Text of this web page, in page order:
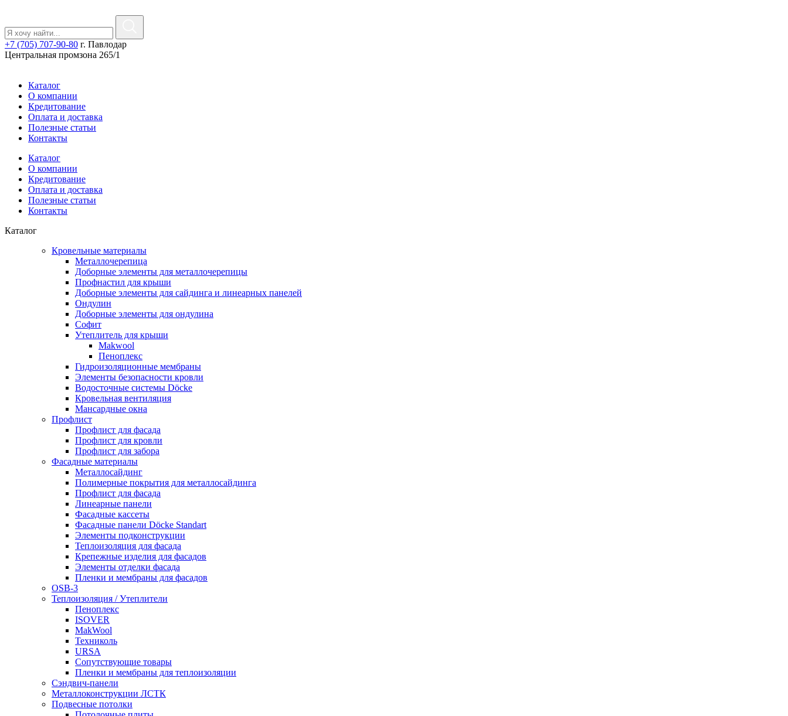
+7 (705) 707-90-80 г. Павлодар
Центральная промзона 265/1
Каталог
О компании
Кредитование
Оплата и доставка
Полезные статьи
Контакты
Каталог
О компании
Кредитование
Оплата и доставка
Полезные статьи
Контакты
Каталог
Кровельные материалы
Металлочерепица
Доборные элементы для металлочерепицы
Профнастил для крыши
Доборные элементы для сайдинга и линеарных панелей
Ондулин
Доборные элементы для ондулина
Софит
Утеплитель для крыши
Makwool
Пеноплекс
Гидроизоляционные мембраны
Элементы безопасности кровли
Водосточные системы Döcke
Кровельная вентиляция
Мансардные окна
Профлист
Профлист для фасада
Профлист для кровли
Профлист для забора
Фасадные материалы
Металлосайдинг
Полимерные покрытия для металлосайдинга
Профлист для фасада
Линеарные панели
Фасадные кассеты
Фасадные панели Döcke Standart
Элементы подконструкции
Теплоизоляция для фасада
Крепежные изделия для фасадов
Элементы отделки фасада
Пленки и мембраны для фасадов
OSB-3
Теплоизоляция / Утеплители
Пеноплекс
ISOVER
MakWool
Техниколь
URSA
Сопутствующие товары
Пленки и мембраны для теплоизоляции
Сэндвич-панели
Металлоконструкции ЛСТК
Подвесные потолки